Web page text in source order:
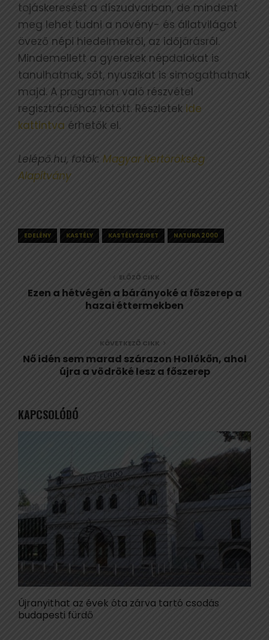
tojáskeresést a díszudvarban, de mindent
meg lehet tudni a növény- és állatvilágot
övező népi hiedelmekről, az időjárásról.
Mindemellett a gyerekek népdalokat is
tanulhatnak, sőt, nyuszikat is simogathatnak
majd. A programon való részvétel
regisztrációhoz kötött. Részletek ide
kattintva érhetők el.
Lelépő.hu, fotók: Magyar Kertörökség
Alapítvány
EDELÉNY KASTÉLY KASTÉLYSZIGET NATURA 2000
ELŐZŐ CIKK
Ezen a hétvégén a bárányoké a főszerep a
hazai éttermekben
KÖVETKEZŐ CIKK
Nő idén sem marad szárazon Hollókőn, ahol
újra a vödröké lesz a főszerep
KAPCSOLÓDÓ
Újranyithat az évek óta zárva tartó csodás
budapesti fürdő